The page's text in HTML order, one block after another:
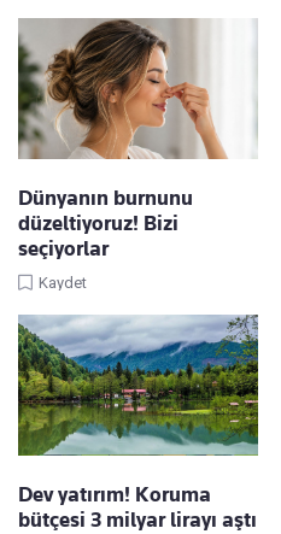
Dünyanın burnunu
düzeltiyoruz! Bizi
seçiyorlar
Kaydet
Dev yatırım! Koruma
bütçesi 3 milyar lirayı aştı